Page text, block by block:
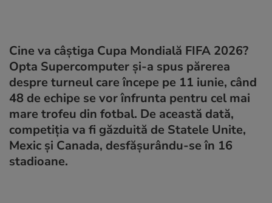
Cine va câștiga Cupa Mondială FIFA 2026?
Opta Supercomputer și-a spus părerea
despre turneul care începe pe 11 iunie, când
48 de echipe se vor înfrunta pentru cel mai
mare trofeu din fotbal. De această dată,
competiția va fi găzduită de Statele Unite,
Mexic și Canada, desfășurându-se în 16
stadioane.